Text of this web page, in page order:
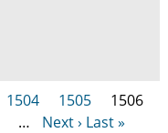
1504 1505
1506
… Next › Last »